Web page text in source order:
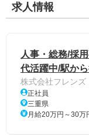
求人情報
人事・総務/採
代活躍中/駅か
株式会社フレンズ
正社員
三重県
月給20万円～30万